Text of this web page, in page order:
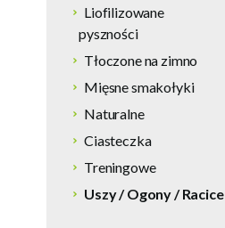
Liofilizowane
pyszności
Tłoczone na zimno
Mięsne smakołyki
Naturalne
Ciasteczka
Treningowe
Uszy / Ogony / Racice